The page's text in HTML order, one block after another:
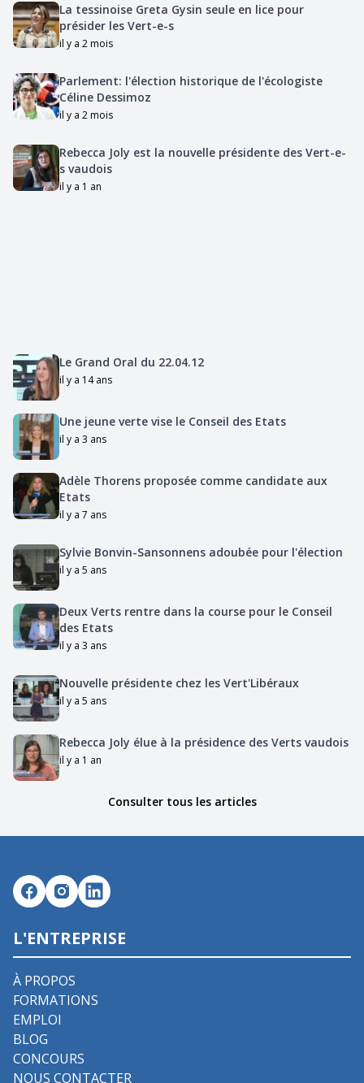
La tessinoise Greta Gysin seule en lice pour
présider les Vert-e-s
il y a 2 mois
Parlement: l'élection historique de l'écologiste
Céline Dessimoz
il y a 2 mois
Rebecca Joly est la nouvelle présidente des Vert-e-
s vaudois
il y a 1 an
Le Grand Oral du 22.04.12
il y a 14 ans
Une jeune verte vise le Conseil des Etats
il y a 3 ans
Adèle Thorens proposée comme candidate aux
Etats
il y a 7 ans
Sylvie Bonvin-Sansonnens adoubée pour l'élection
il y a 5 ans
Deux Verts rentre dans la course pour le Conseil
des Etats
il y a 3 ans
Nouvelle présidente chez les Vert'Libéraux
il y a 5 ans
Rebecca Joly élue à la présidence des Verts vaudois
il y a 1 an
Consulter tous les articles
L'ENTREPRISE
À PROPOS
FORMATIONS
EMPLOI
BLOG
CONCOURS
NOUS CONTACTER